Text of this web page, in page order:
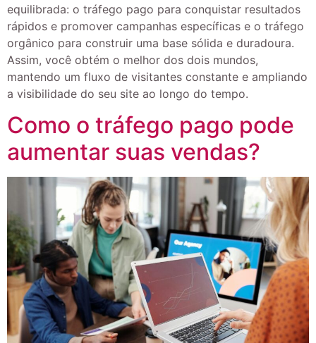
equilibrada: o tráfego pago para conquistar resultados
rápidos e promover campanhas específicas e o tráfego
orgânico para construir uma base sólida e duradoura.
Assim, você obtém o melhor dos dois mundos,
mantendo um fluxo de visitantes constante e ampliando
a visibilidade do seu site ao longo do tempo.
Como o tráfego pago pode
aumentar suas vendas?